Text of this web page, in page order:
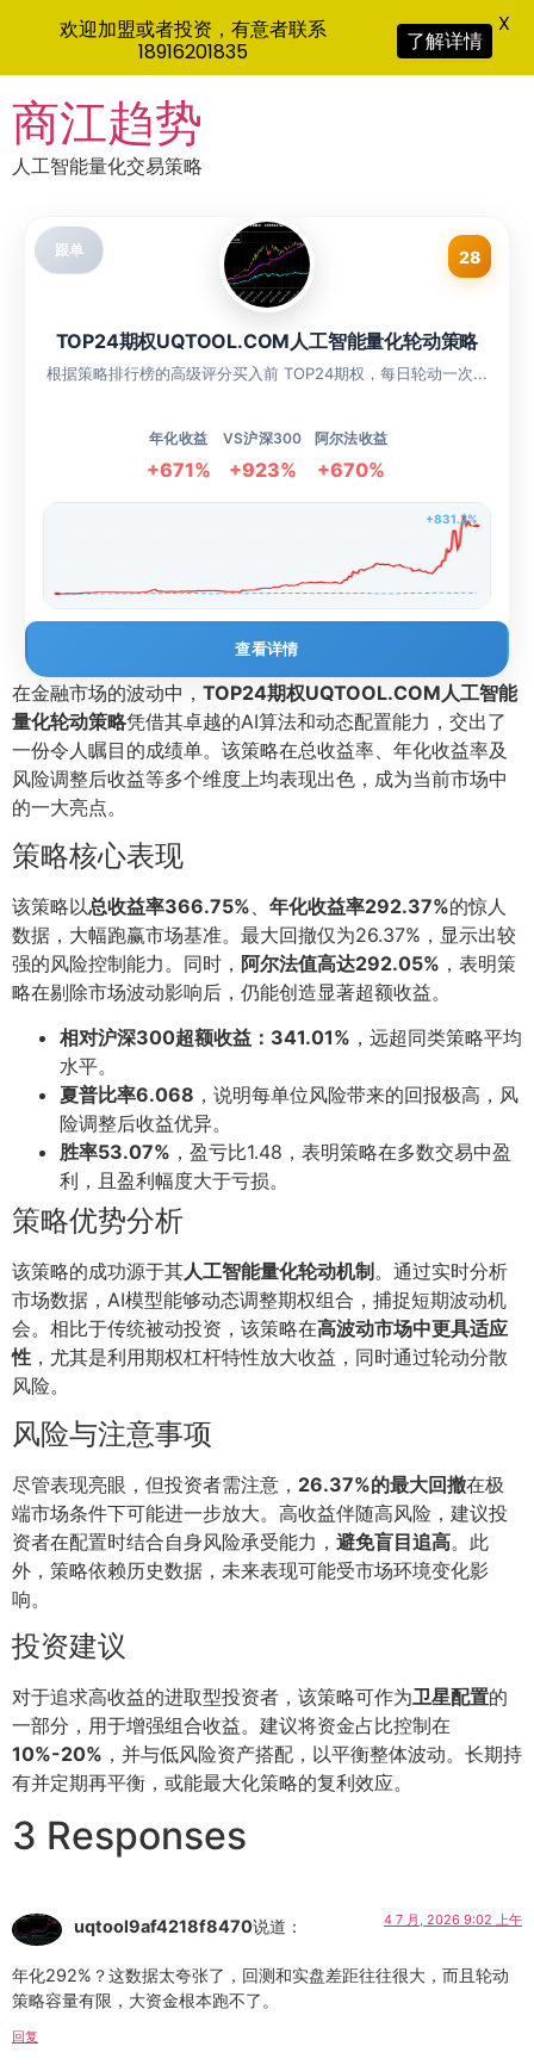
to
content
商江趋势
人工智能量化交易策略
跟单 28
TOP24期权UQTOOL.COM人工智能量化轮动策略
根据策略排行榜的高级评分买入前 TOP24期权，每日轮动一次...
年化收益
+671%
VS沪深300
+923%
阿尔法收益
+670%
+831.2%
查看详情
在金融市场的波动中， TOP24期权UQTOOL.COM人工智能
量化轮动策略凭借其卓越的AI算法和动态配置能力，交出了
一份令人瞩目的成绩单。该策略在总收益率、年化收益率及
风险调整后收益等多个维度上均表现出色，成为当前市场中
的一大亮点。
策略核心表现
该策略以总收益率366.75% 年化收益率292.37%的惊人
数据，大幅跑赢市场基准。最大回撤仅为26.37%，显示出较
强的风险控制能力。同时， 阿尔法值高达292.05% ，表明策
略在剔除市场波动影响后，仍能创造显著超额收益。
相对沪深300超额收益：341.01% ，远超同类策略平均
水平。
夏普比率6.068 ，说明每单位风险带来的回报极高，风
险调整后收益优异。
胜率53.07% ，盈亏比1.48，表明策略在多数交易中盈
利，且盈利幅度大于亏损。
策略优势分析
该策略的成功源于其人工智能量化轮动机制 。通过实时分析
市场数据，AI模型能够动态调整期权组合，捕捉短期波动机
会。相比于传统被动投资，该策略在高波动市场中更具适应
性 ，尤其是利用期权杠杆特性放大收益，同时通过轮动分散
风险。
风险与注意事项
尽管表现亮眼，但投资者需注意， 26.37%的最大回撤在极
端市场条件下可能进一步放大。高收益伴随高风险，建议投
资者在配置时结合自身风险承受能力， 避免盲目追高。此
外，策略依赖历史数据，未来表现可能受市场环境变化影
响。
投资建议
对于追求高收益的进取型投资者，该策略可作为卫星配置的
一部分，用于增强组合收益。建议将资金占比控制在
10%-20% ，并与低风险资产搭配，以平衡整体波动。长期持
有并定期再平衡，或能最大化策略的复利效应。
3 Responses
uqtool9af4218f8470说道： 4 7 月, 2026 9:02 上午
年化292%？这数据太夸张了，回测和实盘差距往往很大，而且轮动
策略容量有限，大资金根本跑不了。
回复
欢迎加盟或者投资，有意者联系
18916201835
了解详情
X